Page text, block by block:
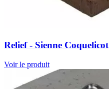
Relief - Sienne Coquelicot
Voir le produit